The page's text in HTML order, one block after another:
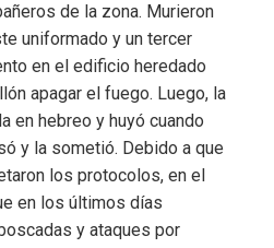
de la zona. Murieron
uniformado y un tercer
en el edificio heredado
apagar el fuego. Luego, la
en hebreo y huyó cuando
y la sometió. Debido a que
los protocolos, en el
en los últimos días
y ataques por